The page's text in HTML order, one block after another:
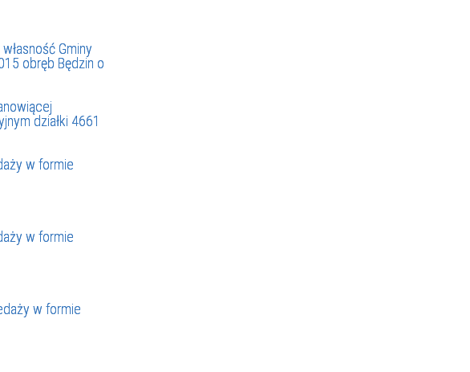
Gminy
obręb Będzin o
działki 4661
w formie
w formie
w formie